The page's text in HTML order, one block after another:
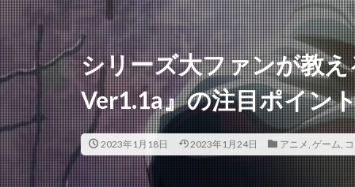
シリーズ大ファンが教
Ver1.1a』の注目ポイン
2023年1月18日 2023年1月24日 アニメ, ゲーム,